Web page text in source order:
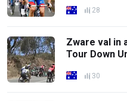
28
Zware val in
Tour Down
30